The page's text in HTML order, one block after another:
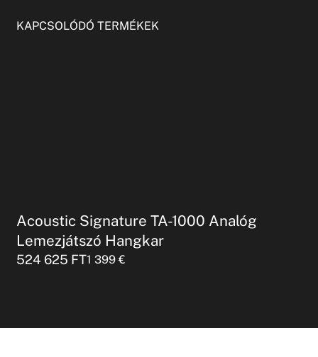
KAPCSOLÓDÓ TERMÉKEK
Acoustic Signature TA-1000 Analóg
Lemezjátszó Hangkar
524 625 FT1 399€